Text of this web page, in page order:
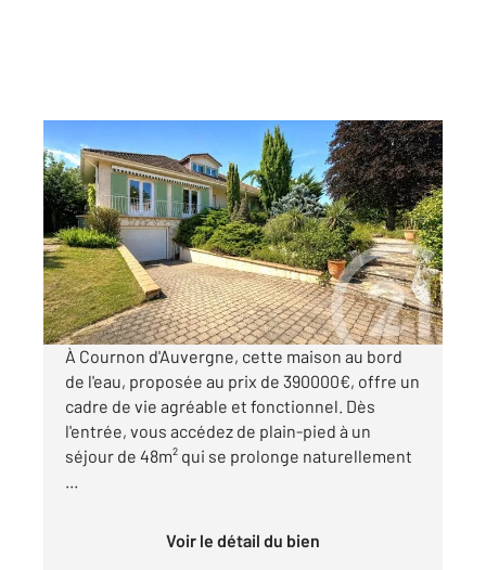
COURNON D AUVERGNE 63
140 m2, 5 pièces
Ref : 15581
Maison à vendre
390 000 €
Visiter le site dédié
À Cournon d'Auvergne, cette maison au bord
de l'eau, proposée au prix de 390000€, offre un
cadre de vie agréable et fonctionnel. Dès
l'entrée, vous accédez de plain-pied à un
séjour de 48m² qui se prolonge naturellement
Voir le détail du bien